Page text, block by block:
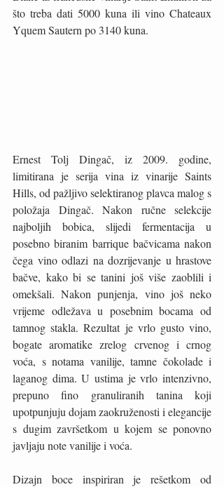
što treba dati 5000 kuna ili vino Chateaux
Yquem Sautern po 3140 kuna.
Ernest Tolj Dingač, iz 2009. godine,
limitirana je serija vina iz vinarije Saints
Hills, od pažljivo selektiranog plavca malog s
položaja Dingač. Nakon ručne selekcije
najboljih bobica, slijedi fermentacija u
posebno biranim barrique bačvicama nakon
čega vino odlazi na dozrijevanje u hrastove
bačve, kako bi se tanini još više zaoblili i
omekšali. Nakon punjenja, vino još neko
vrijeme odležava u posebnim bocama od
tamnog stakla. Rezultat je vrlo gusto vino,
bogate aromatike zrelog crvenog i crnog
voća, s notama vanilije, tamne čokolade i
laganog dima. U ustima je vrlo intenzivno,
prepuno fino granuliranih tanina koji
upotpunjuju dojam zaokruženosti i elegancije
s dugim završetkom u kojem se ponovno
javljaju note vanilije i voća.
Dizajn boce inspiriran je rešetkom od